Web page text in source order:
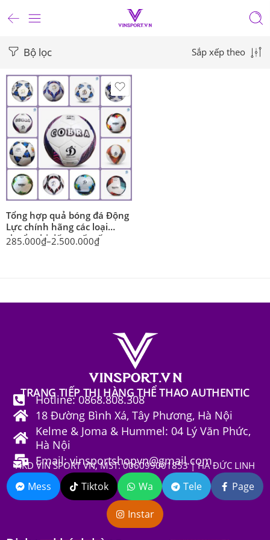
Bộ lọc Sắp xếp theo
Tổng hợp quả bóng đá Động
Lực chính hãng các loại
chuẩn thi đấu quốc tế
285.000₫–2.500.000₫
TRANG TIẾP THỊ HÀNG THỂ THAO AUTHENTIC
Hotline: 0868.808.308
18 Đường Bình Xá, Tây Phương, Hà Nội
Kelme & Joma & Hummel: 04 Lý Văn Phức,
Hà Nội
Email: vinsportshopvn@gmail.com
HKD VIN SPORT VN, MST: 006099001853 | HÀ ĐỨC LINH
Mess Tiktok Wa Tele Page
Instar